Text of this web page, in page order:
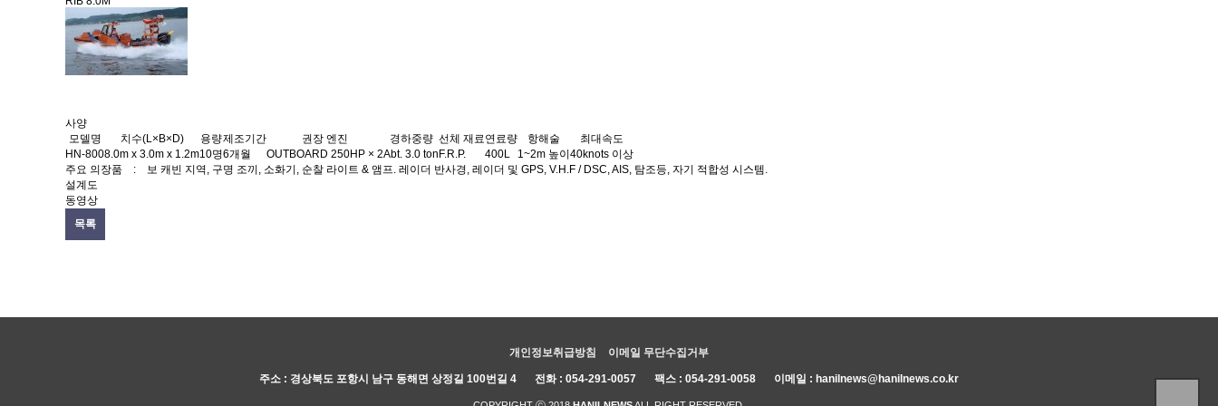
사양
모델명
치수(L×B×D) 용량제조기간 권장 엔진 경하중량 선체 재료연료량 항해술
최대속도
HN-8008.0m x 3.0m x 1.2m10명6개월 OUTBOARD 250HP × 2Abt. 3.0 ton F.R.P. 400L 1~2m 높이 40knots 이상
주요 의장품 : 보 캐빈 지역, 구명 조끼, 소화기, 순찰 라이트 & 앰프. 레이더 반사경, 레이더 및 GPS, V.H.F / DSC, AIS, 탐조등, 자기 적합성 시스템.
설계도
동영상
목록
개인정보취급방침 이메일 무단수집거부
주소 : 경상북도 포항시 남구 동해면 상정길 100번길 4 전화 : 054-291-0057 팩스 : 054-291-0058 이메일 : hanilnews@hanilnews.co.kr